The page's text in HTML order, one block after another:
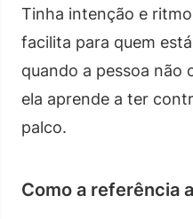
Tinha intenção e
facilita para quem
quando a pessoa não
ela aprende a ter
palco.
Como a referência